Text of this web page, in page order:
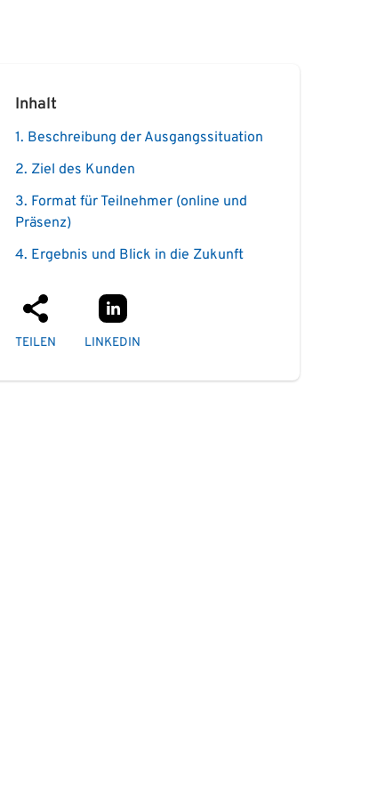
Inhalt
1. Beschreibung der Ausgangssituation
2. Ziel des Kunden
3. Format für Teilnehmer (online und
Präsenz)
4. Ergebnis und Blick in die Zukunft
TEILEN LINKEDIN